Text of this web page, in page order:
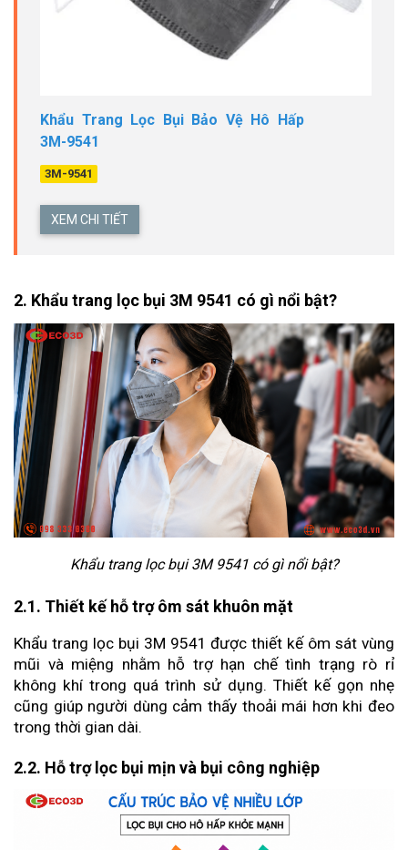
Khẩu Trang Lọc Bụi Bảo Vệ Hô Hấp
3M-9541
3M-9541
XEM CHI TIẾT
2. Khẩu trang lọc bụi 3M 9541 có gì nổi bật?
Khẩu trang lọc bụi 3M 9541 có gì nổi bật?
2.1. Thiết kế hỗ trợ ôm sát khuôn mặt
Khẩu trang lọc bụi 3M 9541 được thiết kế ôm sát vùng
mũi và miệng nhằm hỗ trợ hạn chế tình trạng rò rỉ
không khí trong quá trình sử dụng. Thiết kế gọn nhẹ
cũng giúp người dùng cảm thấy thoải mái hơn khi đeo
trong thời gian dài.
2.2. Hỗ trợ lọc bụi mịn và bụi công nghiệp